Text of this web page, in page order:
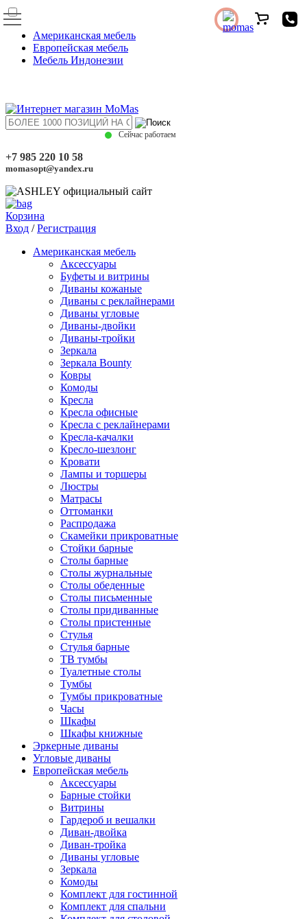
Американская мебель
Европейская мебель
Мебель Индонезии
Сейчас работаем
+7 985 220 10 58
momasopt@yandex.ru
Корзина
Вход /Регистрация
Американская мебель
Аксессуары
Буфеты и витрины
Диваны кожаные
Диваны с реклайнерами
Диваны угловые
Диваны-двойки
Диваны-тройки
Зеркала
Зеркала Bounty
Ковры
Комоды
Кресла
Кресла офисные
Кресла с реклайнерами
Кресла-качалки
Кресло-шезлонг
Кровати
Лампы и торшеры
Люстры
Матрасы
Оттоманки
Распродажа
Скамейки прикроватные
Стойки барные
Столы барные
Столы журнальные
Столы обеденные
Столы письменные
Столы придиванные
Столы пристенные
Стулья
Стулья барные
ТВ тумбы
Туалетные столы
Тумбы
Тумбы прикроватные
Часы
Шкафы
Шкафы книжные
Эркерные диваны
Угловые диваны
Европейская мебель
Аксессуары
Барные стойки
Витрины
Гардероб и вешалки
Диван-двойка
Диван-тройка
Диваны угловые
Зеркала
Комоды
Комплект для гостинной
Комплект для спальни